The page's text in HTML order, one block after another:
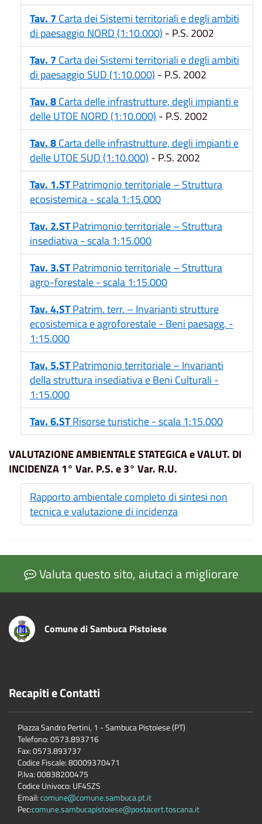
Tav. 7 Carta dei Sistemi territoriali e degli ambiti
di paesaggio NORD (1:10.000) - P.S. 2002
Tav. 7 Carta dei Sistemi territoriali e degli ambiti
di paesaggio SUD (1:10.000) - P.S. 2002
Tav. 8Carta delle infrastrutture, degli impianti e
delle UTOE NORD (1:10.000) - P.S. 2002
Tav. 8Carta delle infrastrutture, degli impianti e
delle UTOE SUD (1:10.000) - P.S. 2002
Tav. 1.STPatrimonio territoriale – Struttura
ecosistemica - scala 1:15.000
Tav. 2.STPatrimonio territoriale – Struttura
insediativa - scala 1:15.000
Tav. 3.STPatrimonio territoriale – Struttura
agro-forestale - scala 1:15.000
Tav. 4.STPatrim. terr. – Invarianti strutture
ecosistemica e agroforestale - Beni paesagg. -
1:15.000
Tav. 5.STPatrimonio territoriale – Invarianti
della struttura insediativa e Beni Culturali -
1:15.000
Tav. 6.STRisorse turistiche - scala 1:15.000
VALUTAZIONE AMBIENTALE STATEGICA e VALUT. DI
INCIDENZA 1° Var. P.S. e 3° Var. R.U.
Rapporto ambientale completo di sintesi non
tecnica e valutazione di incidenza
Valuta questo sito, aiutaci a migliorare
Comune di Sambuca Pistoiese
Recapiti e Contatti
Piazza Sandro Pertini, 1 - Sambuca Pistoiese (PT)
Telefono: 0573.893716
Fax: 0573.893737
Codice Fiscale: 80009370471
P.Iva: 00838200475
Codice Univoco: UF4SZS
Email:comune@comune.sambuca.pt.it
Pec:comune.sambucapistoiese@postacert.toscana.it